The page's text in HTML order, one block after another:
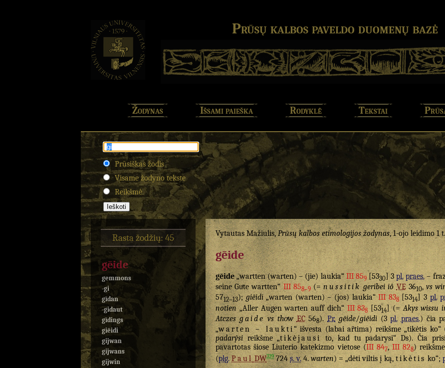
Prūsų kalbos paveldo duomenų bazė
Žodynas Išsami paieška Rodyklė Tekstai
Prūsiškas žodis
Visame žodyno tekste
Reikšmė
Rasta žodžių: 45
gēide
gemmons
-gi
gīdan
-gidaut
gīdings
giēidi
gijwan
gijwans
gijwin
Vytautas Mažiulis,Prūsų kalbos etimologijos žodynas, 1-ojo leidimo 1
gēide
gēide„wartten (warten) – (jie) laukia“III 859[5330] 3pl. praes.–
seine Guͤte wartten“III 858–9(=nussitik geribei iô VE3610,vs
5712–13);giēidi„warten (warten) – (jos) laukia“III 838[5314] 3pl.
notien„Aller Augen warten auff dich“III 838 [5314] (=Akys wissu
Atczes gaide vs thoͤw EC568).Pr. gēide/giēidi(3pl. praes.) čia
„warten – laukti“ išvesta (labai ar̃tima) reikšme „tikėtis ko“
padarýsireikšme „tikėjausito, kad tu padarysi“ Ds). Čia
pavartotas šiose Liuterio katekizmo vietose (III 847,III 828)
(plg. PaulDW339724s. v.4.warten) = „dėti viltis į ką,tikėtis ko“;